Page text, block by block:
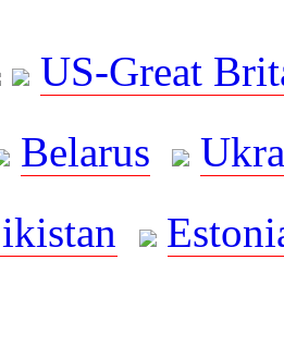
US-Great
Belarus